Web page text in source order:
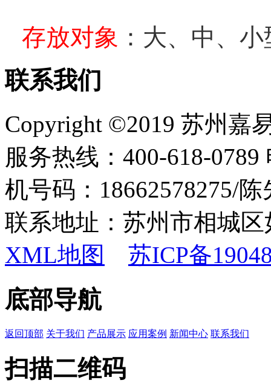
存放对象 ：大、中、
联系我们
Copyright ©2019 苏州嘉
服务热线：400-618-
机号码：18662578275/
联系地址：苏州市相城
XML地图
苏ICP备
底部导航
返回顶部 关于我们 产品展示 应用案例 新闻中心 联系我们
扫描二维码